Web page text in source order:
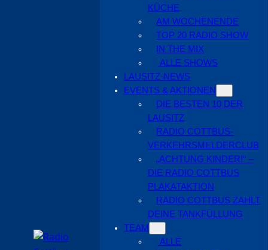
KÜCHE
AM WOCHENENDE
TOP 20 RADIO SHOW
IN THE MIX
ALLE SHOWS
LAUSITZ-NEWS
EVENTS & AKTIONEN
DIE BESTEN 10 DER
LAUSITZ
RADIO COTTBUS-
VERKEHRSMELDERCLUB
„ACHTUNG KINDER!“ –
DIE RADIO COTTBUS
PLAKATAKTION
RADIO COTTBUS ZAHLT
DEINE TANKFÜLLUNG
TEAM
ALLE